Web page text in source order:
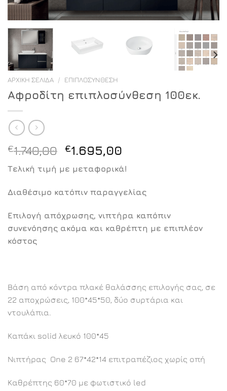
ΑΡΧΙΚΉ ΣΕΛΊΔΑ / ΕΠΙΠΛΟΣΎΝΘΕΣΗ
Αφροδίτη επιπλοσύνθεση 100εκ.
€1.740,00 Original
was:
€1.740,00.
€1.695,00
τιμή
είναι:
€1.695,00.
Τελική τιμή με μεταφορικά!
Διαθέσιμο κατόπιν παραγγελίας
Επιλογή απόχρωσης, νιπτήρα καπόπιν
συνενόησης ακόμα και καθρέπτη με επιπλέον
κόστος
Βάση από κόντρα πλακέ θαλάσσης επιλογής σας, σε
22 αποχρώσεις, 100*45*50, δύο συρτάρια και
ντουλάπια.
Καπάκι solid λευκό 100*45
Νιπτήρας One 2 67*42*14 επιτραπέζιος χωρίς οπή
Καθρέπτης 60*70 με φωτιστικό led